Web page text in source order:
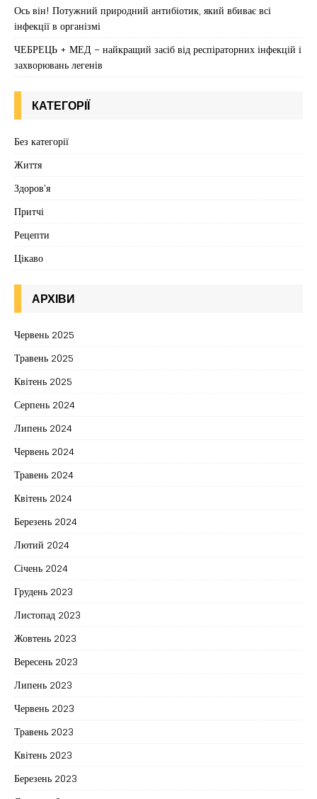
Ось він! Потужний природний антибіотик, який вбиває всі
інфекції в організмі
ЧЕБРЕЦЬ + МЕД – найкращий засіб від респіраторних інфекцій і
захворювань легенів
КАТЕГОРІЇ
Без категорії
Життя
Здоров'я
Притчі
Рецепти
Цікаво
АРХІВИ
Червень 2025
Травень 2025
Квітень 2025
Серпень 2024
Липень 2024
Червень 2024
Травень 2024
Квітень 2024
Березень 2024
Лютий 2024
Січень 2024
Грудень 2023
Листопад 2023
Жовтень 2023
Вересень 2023
Липень 2023
Червень 2023
Травень 2023
Квітень 2023
Березень 2023